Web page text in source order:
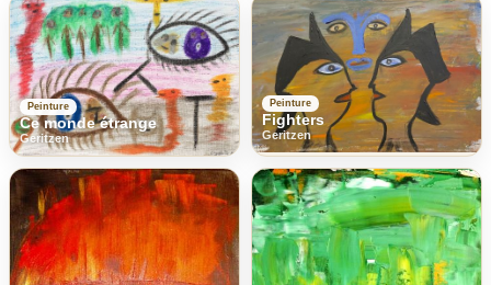
Peinture
Ce monde étrange
Geritzen
Peinture
Fighters
Geritzen